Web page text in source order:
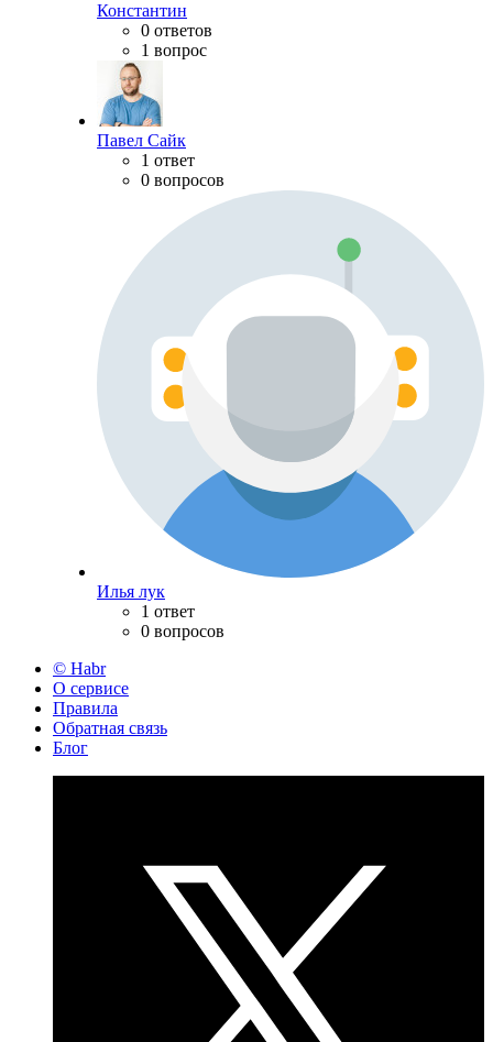
Константин
0 ответов
1 вопрос
Павел Сайк
1 ответ
0 вопросов
Илья лук
1 ответ
0 вопросов
© Habr
О сервисе
Правила
Обратная связь
Блог